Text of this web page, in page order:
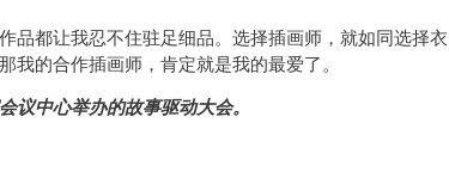
品都让我忍不住驻足细品。选择插画师，就如同选择衣
我的合作插画师，肯定就是我的最爱了。
议中心举办的故事驱动大会。